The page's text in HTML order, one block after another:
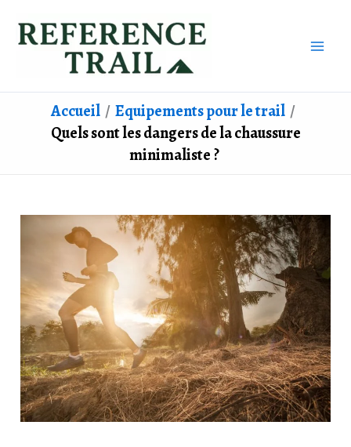
Accueil
Equipements pour le trail
Quels sont les dangers de la chaussure
minimaliste ?